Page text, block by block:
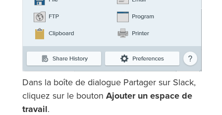
Dans la boîte de dialogue Partager sur Slack,
cliquez sur le bouton Ajouter un espace de
travail .